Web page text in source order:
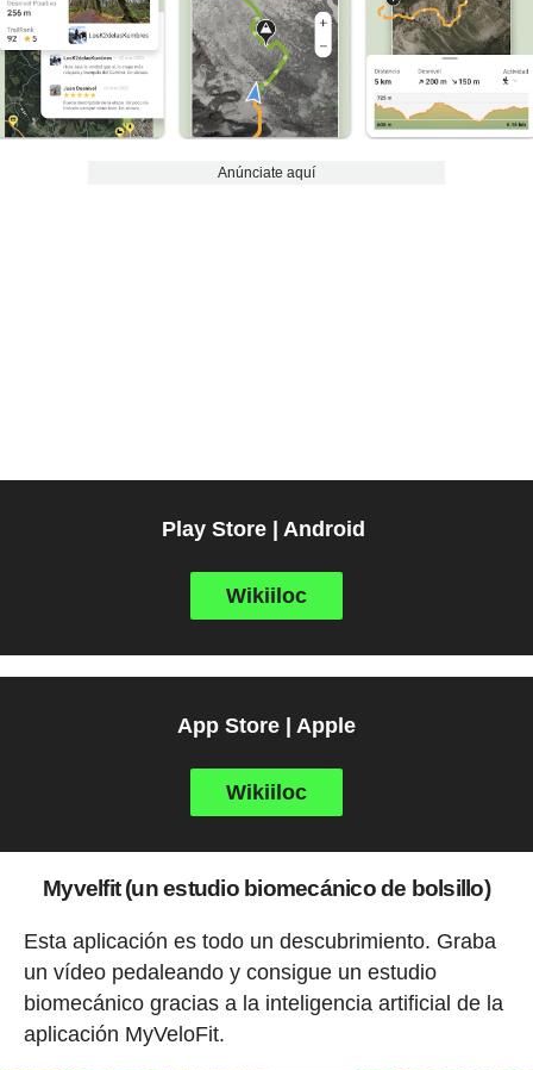
Anúnciate aquí
Play Store | Android
Wikiiloc
App Store | Apple
Wikiiloc
Myvelfit (un estudio biomecánico de bolsillo)
Esta aplicación es todo un descubrimiento. Graba
un vídeo pedaleando y consigue un estudio
biomecánico gracias a la inteligencia artificial de la
aplicación MyVeloFit.